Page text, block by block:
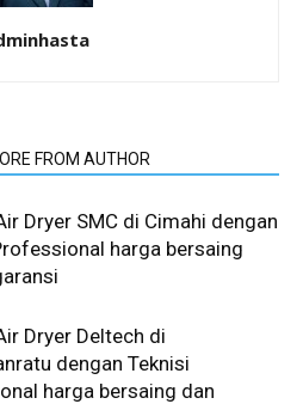
FROM AUTHOR
Dryer SMC di Cimahi dengan
harga bersaing
Dryer Deltech di
dengan Teknisi
harga bersaing dan